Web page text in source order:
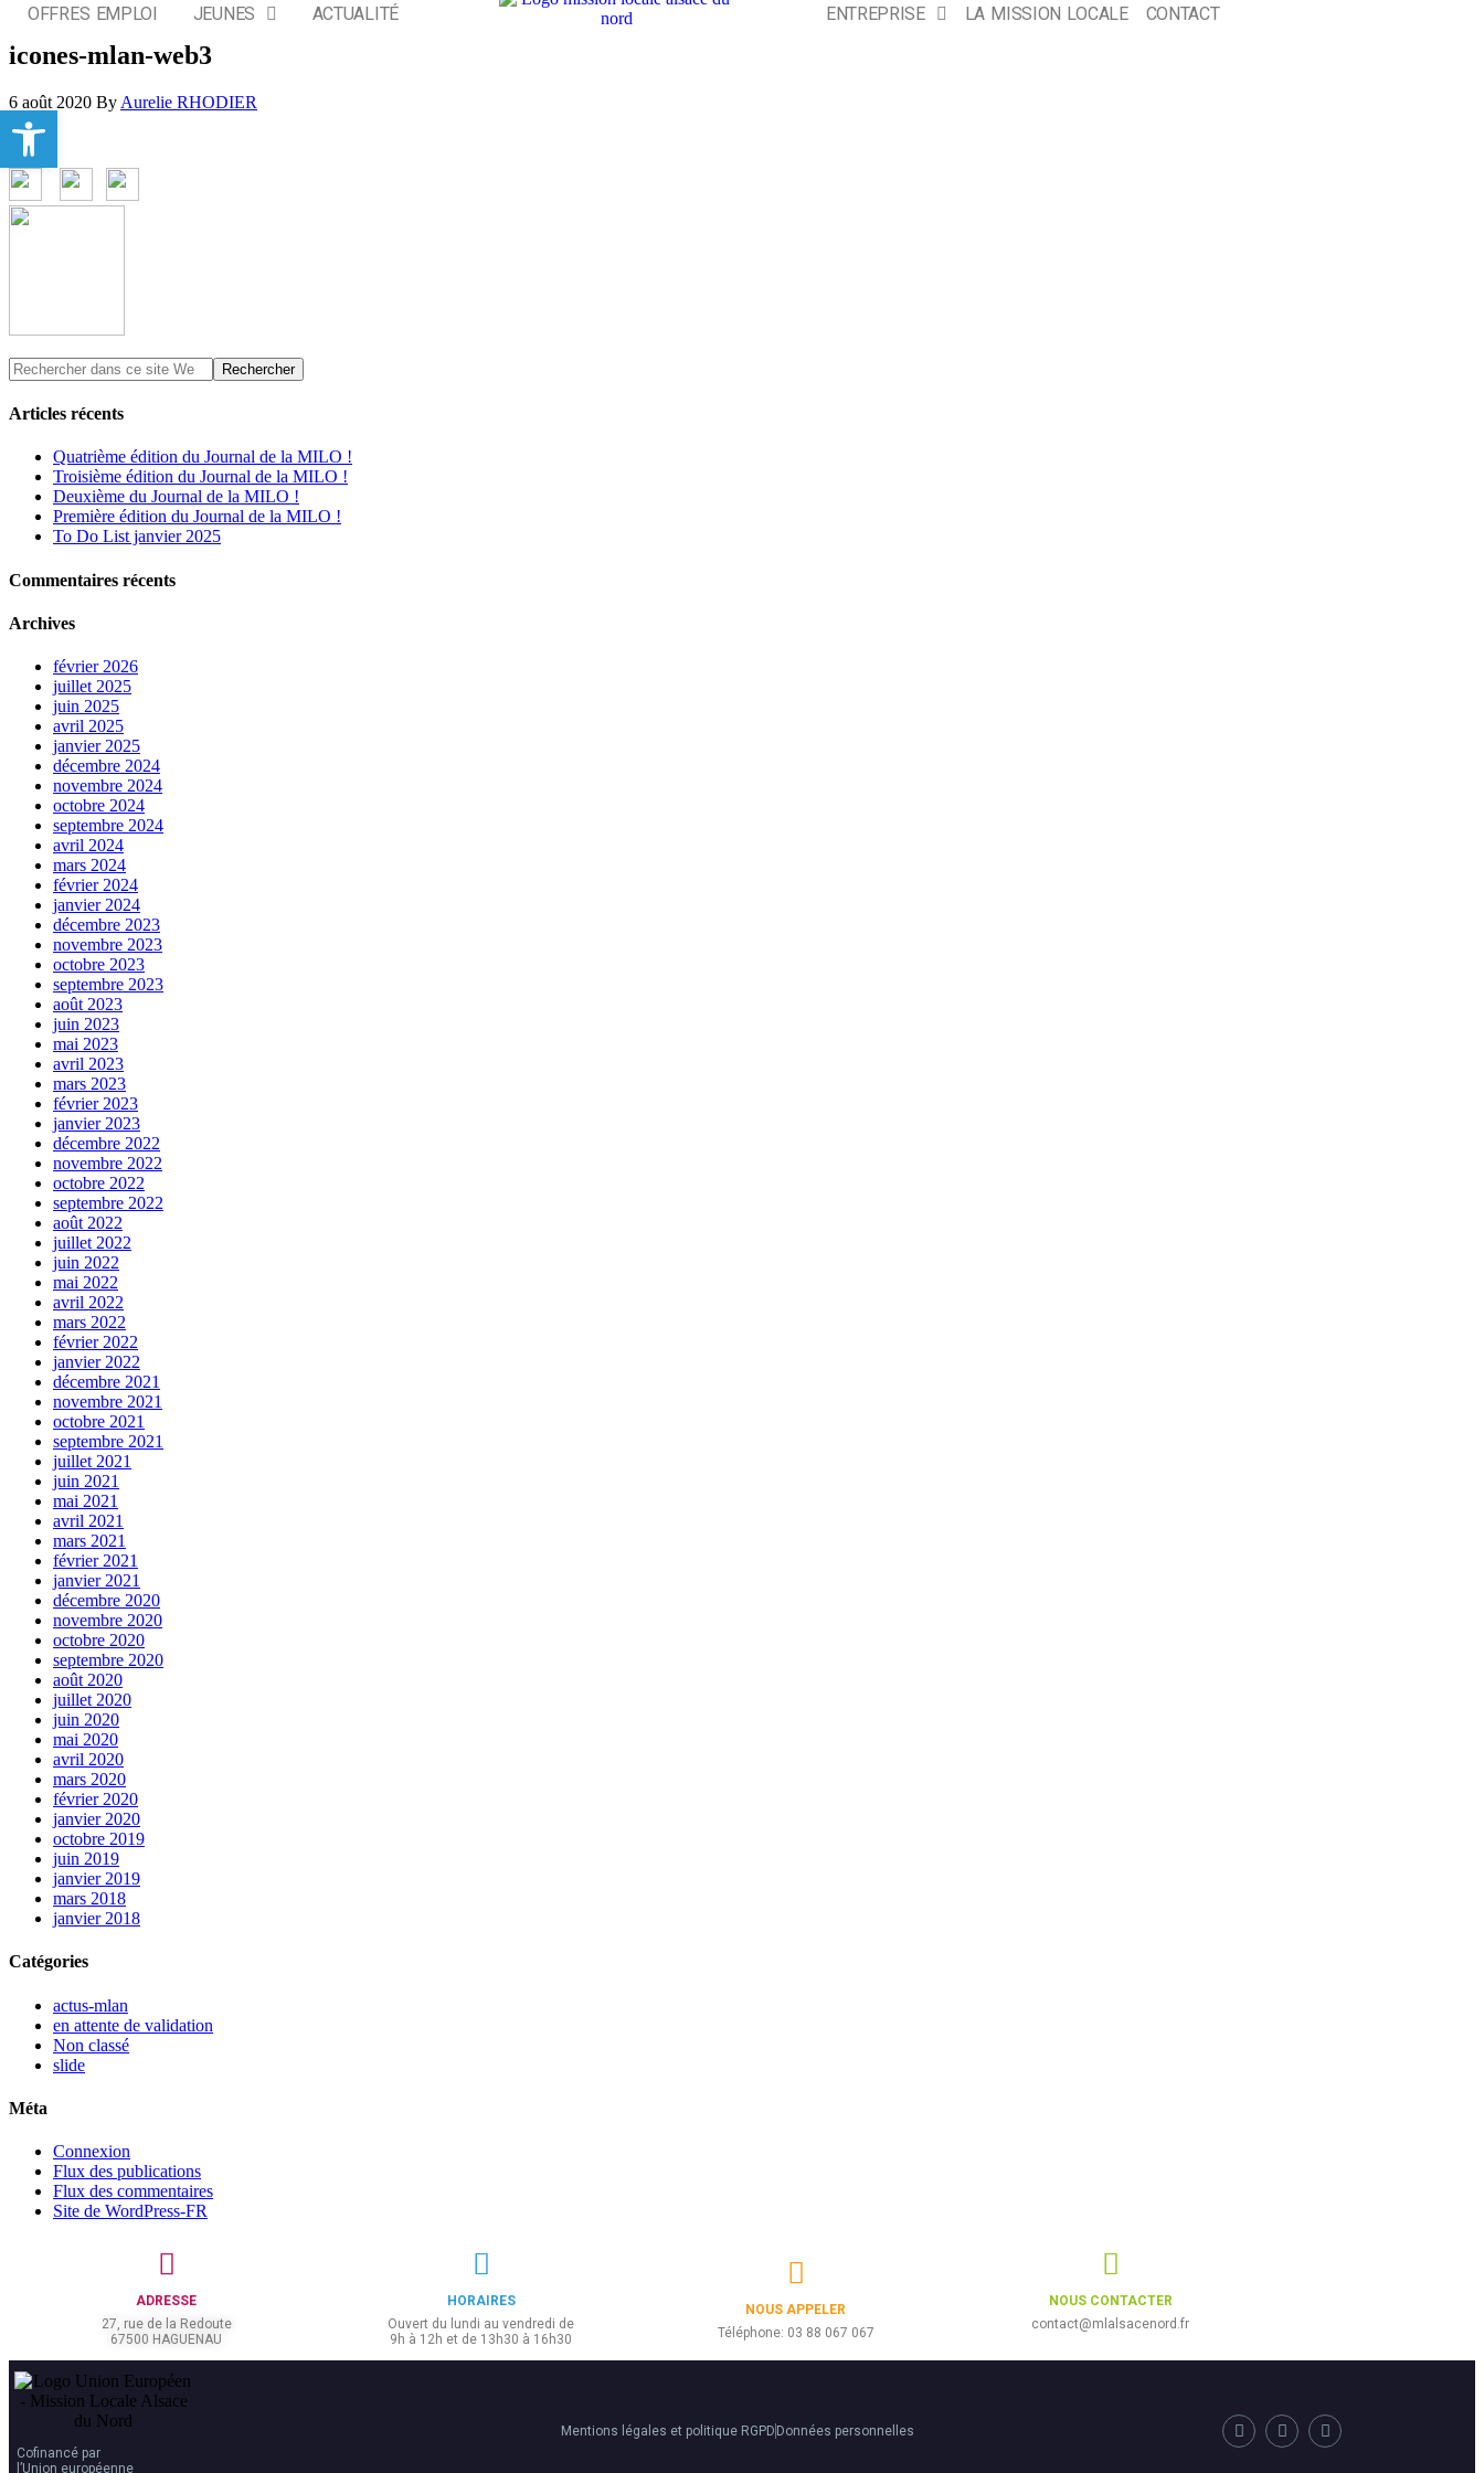
OFFRES EMPLOI JEUNES ACTUALITÉ ENTREPRISE LA MISSION LOCALE CONTACT
icones-mlan-web3
6 août 2020 By Aurelie RHODIER
Articles récents
Quatrième édition du Journal de la MILO !
Troisième édition du Journal de la MILO !
Deuxième du Journal de la MILO !
Première édition du Journal de la MILO !
To Do List janvier 2025
Commentaires récents
Archives
février 2026
juillet 2025
juin 2025
avril 2025
janvier 2025
décembre 2024
novembre 2024
octobre 2024
septembre 2024
avril 2024
mars 2024
février 2024
janvier 2024
décembre 2023
novembre 2023
octobre 2023
septembre 2023
août 2023
juin 2023
mai 2023
avril 2023
mars 2023
février 2023
janvier 2023
décembre 2022
novembre 2022
octobre 2022
septembre 2022
août 2022
juillet 2022
juin 2022
mai 2022
avril 2022
mars 2022
février 2022
janvier 2022
décembre 2021
novembre 2021
octobre 2021
septembre 2021
juillet 2021
juin 2021
mai 2021
avril 2021
mars 2021
février 2021
janvier 2021
décembre 2020
novembre 2020
octobre 2020
septembre 2020
août 2020
juillet 2020
juin 2020
mai 2020
avril 2020
mars 2020
février 2020
janvier 2020
octobre 2019
juin 2019
janvier 2019
mars 2018
janvier 2018
Catégories
actus-mlan
en attente de validation
Non classé
slide
Méta
Connexion
Flux des publications
Flux des commentaires
Site de WordPress-FR
ADRESSE
27, rue de la Redoute
67500 HAGUENAU
HORAIRES
Ouvert du lundi au vendredi de
9h à 12h et de 13h30 à 16h30
NOUS APPELER
Téléphone: 03 88 067 067
NOUS CONTACTER
contact@mlalsacenord.fr
Cofinancé par
l’Union européenne
Mentions légales et politique RGPD Données personnelles
Ouvrir la barre d’outils